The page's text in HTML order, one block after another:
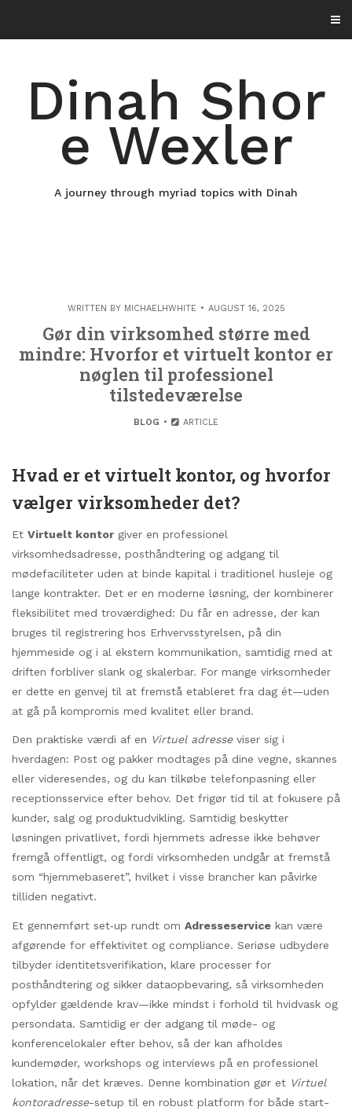
content
Dinah Shor
e Wexler
A journey through myriad topics with Dinah
WRITTEN BY MICHAELHWHITE AUGUST 16, 2025
Gør din virksomhed større med
mindre: Hvorfor et virtuelt kontor er
nøglen til professionel
tilstedeværelse
BLOG ARTICLE
Hvad er et virtuelt kontor, og hvorfor
vælger virksomheder det?
Et Virtuelt kontor giver en professionel
virksomhedsadresse, posthåndtering og adgang til
mødefaciliteter uden at binde kapital i traditionel husleje og
lange kontrakter. Det er en moderne løsning, der kombinerer
fleksibilitet med troværdighed: Du får en adresse, der kan
bruges til registrering hos Erhvervsstyrelsen, på din
hjemmeside og i al ekstern kommunikation, samtidig med at
driften forbliver slank og skalerbar. For mange virksomheder
er dette en genvej til at fremstå etableret fra dag ét—uden
at gå på kompromis med kvalitet eller brand.
Den praktiske værdi af en Virtuel adresseviser sig i
hverdagen: Post og pakker modtages på dine vegne, skannes
eller videresendes, og du kan tilkøbe telefonpasning eller
receptionsservice efter behov. Det frigør tid til at fokusere på
kunder, salg og produktudvikling. Samtidig beskytter
løsningen privatlivet, fordi hjemmets adresse ikke behøver
fremgå offentligt, og fordi virksomheden undgår at fremstå
som “hjemmebaseret”, hvilket i visse brancher kan påvirke
tilliden negativt.
Et gennemført set‑up rundt om Adresseservice kan være
afgørende for effektivitet og compliance. Seriøse udbydere
tilbyder identitetsverifikation, klare processer for
posthåndtering og sikker dataopbevaring, så virksomheden
opfylder gældende krav—ikke mindst i forhold til hvidvask og
persondata. Samtidig er der adgang til møde- og
konferencelokaler efter behov, så der kan afholdes
kundemøder, workshops og interviews på en professionel
lokation, når det kræves. Denne kombination gør et Virtuel
kontoradresse-setup til en robust platform for både start-